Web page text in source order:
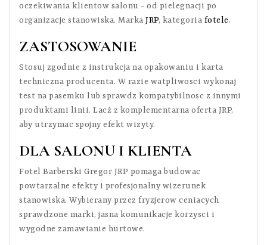
oczekiwania klientow salonu - od pielegnacji po
organizacje stanowiska. Marka JRP, kategoria fotele.
ZASTOSOWANIE
Stosuj zgodnie z instrukcja na opakowaniu i karta
techniczna producenta. W razie watpliwosci wykonaj
test na pasemku lub sprawdz kompatybilnosc z innymi
produktami linii. Lacż z komplementarna oferta JRP,
aby utrzymac spojny efekt wizyty.
DLA SALONU I KLIENTA
Fotel Barberski Gregor JRP pomaga budowac
powtarzalne efekty i profesjonalny wizerunek
stanowiska. Wybierany przez fryzjerow ceniacych
sprawdzone marki, jasna komunikacje korzysci i
wygodne zamawianie hurtowe.